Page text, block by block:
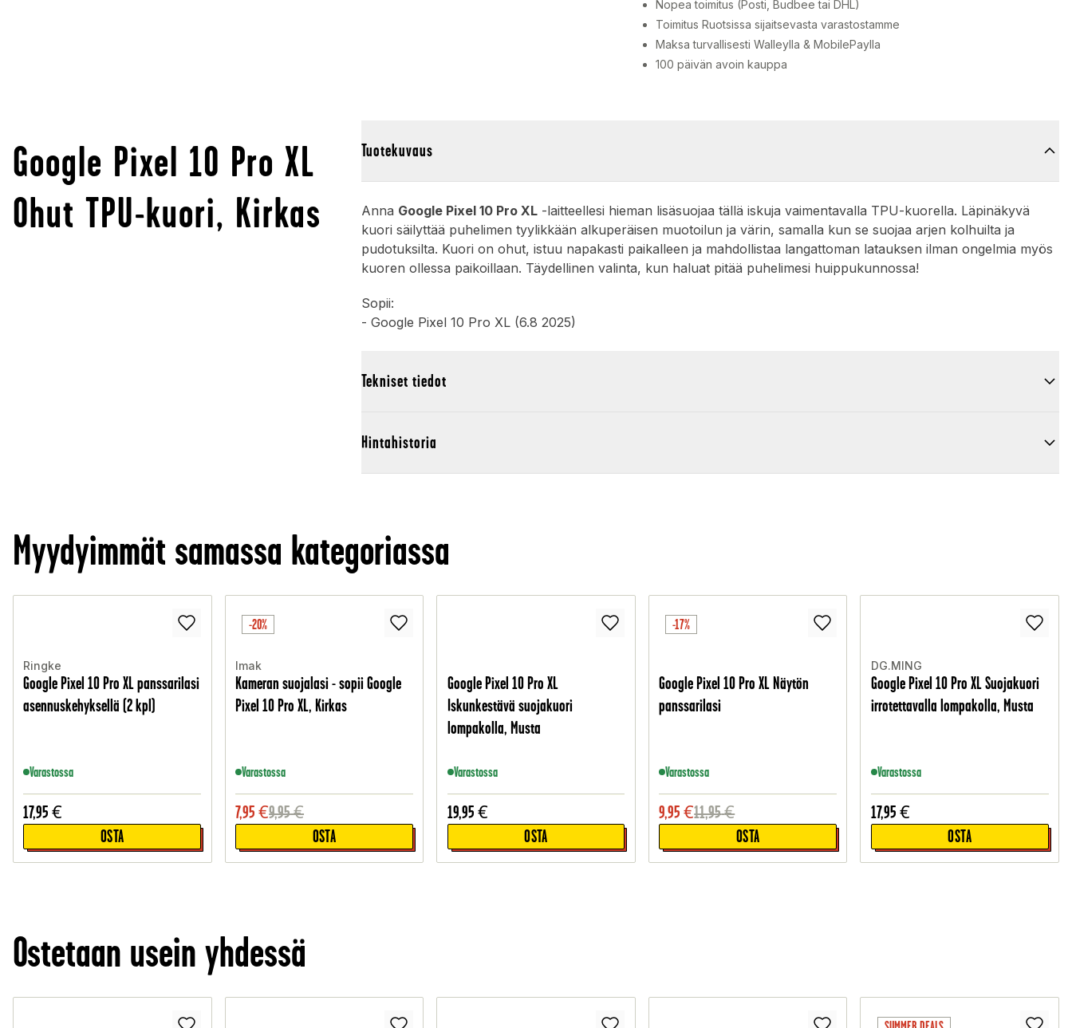
Nopea toimitus (Posti, Budbee tai DHL)
Toimitus Ruotsissa sijaitsevasta varastostamme
Maksa turvallisesti Walleylla & MobilePaylla
100 päivän avoin kauppa
Google Pixel 10 Pro XL
Ohut TPU-kuori, Kirkas
Tuotekuvaus
Anna Google Pixel 10 Pro XL -laitteellesi hieman lisäsuojaa tällä iskuja vaimentavalla TPU-kuorella. Läpinäkyvä
kuori säilyttää puhelimen tyylikkään alkuperäisen muotoilun ja värin, samalla kun se suojaa arjen kolhuilta ja
pudotuksilta. Kuori on ohut, istuu napakasti paikalleen ja mahdollistaa langattoman latauksen ilman ongelmia myös
kuoren ollessa paikoillaan. Täydellinen valinta, kun haluat pitää puhelimesi huippukunnossa!
Sopii:
- Google Pixel 10 Pro XL (6.8 2025)
Tekniset tiedot
Hintahistoria
Myydyimmät samassa kategoriassa
Ringke
Google Pixel 10 Pro XL panssarilasi
asennuskehyksellä (2 kpl)
Varastossa
17,95 €
OSTA
-20%
Imak
Kameran suojalasi - sopii Google
Pixel 10 Pro XL, Kirkas
Varastossa
7,95 €9,95€
OSTA
Google Pixel 10 Pro XL
Iskunkestävä suojakuori
lompakolla, Musta
Varastossa
19,95 €
OSTA
-17%
Google Pixel 10 Pro XL Näytön
panssarilasi
Varastossa
9,95 €11,95€
OSTA
DG.MING
Google Pixel 10 Pro XL Suojakuori
irrotettavalla lompakolla, Musta
Varastossa
17,95 €
OSTA
Ostetaan usein yhdessä